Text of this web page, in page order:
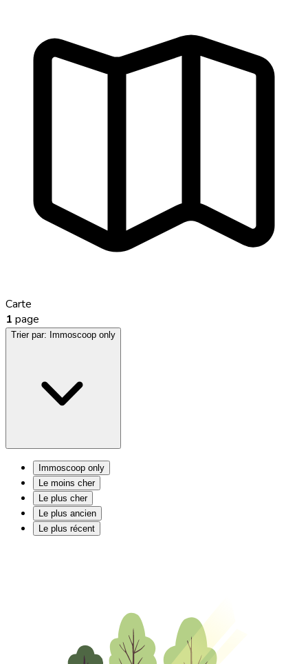
Carte
1 page
Trier par: Immoscoop only
Immoscoop only
Le moins cher
Le plus cher
Le plus ancien
Le plus récent